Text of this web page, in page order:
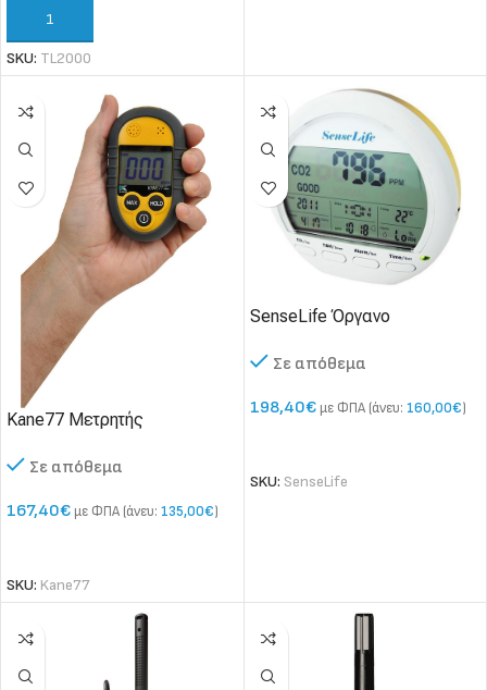
ΠΡΟΣΘΉΚΗ ΣΤΟ ΚΑΛΆΘΙ
SKU: TL2000
Kane77 Μετρητής
“Τσέπης”
Σε απόθεμα
167,40€ με ΦΠΑ (άνευ: 135,00€)
SKU: Kane77
SenseLife Όργανο
Αέρα στον χώρο μας
Σε απόθεμα
198,40€ με ΦΠΑ (άνευ: 160,00€)
SKU: SenseLife